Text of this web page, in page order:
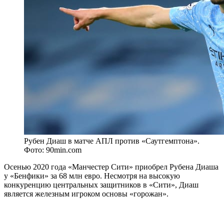
Рубен Диаш в матче АПЛ против «Саутгемптона».
Фото: 90min.com
Осенью 2020 года «Манчестер Сити» приобрел Рубена Диаша
у «Бенфики» за 68 млн евро. Несмотря на высокую
конкуренцию центральных защитников в «Сити», Диаш
является железным игроком основы «горожан».